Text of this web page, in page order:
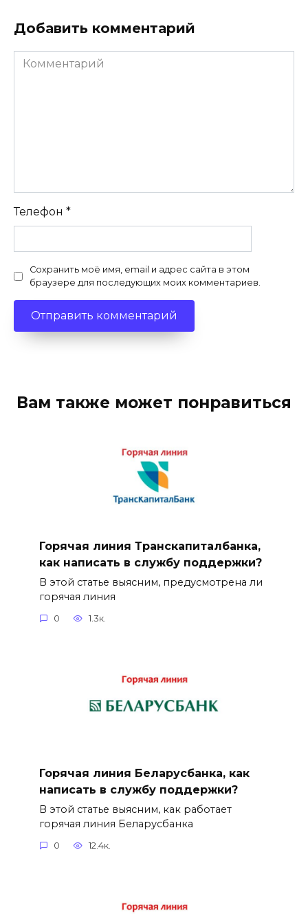
Добавить комментарий
Комментарий
Телефон *
Сохранить моё имя, email и адрес сайта в этом
браузере для последующих моих комментариев.
Вам также может понравиться
Горячая линия Транскапиталбанка,
как написать в службу поддержки?
В этой статье выясним, предусмотрена ли
горячая линия
0 1.3к.
Горячая линия Беларусбанка, как
написать в службу поддержки?
В этой статье выясним, как работает
горячая линия Беларусбанка
0 12.4к.